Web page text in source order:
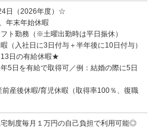
日（2026年度）☆
年末年始休暇
フト勤務（※土曜出勤時は平日振休）
（入社日に3日付与＋半年後に10日付与）
日の有給休暇★
年5日を有給で取得可／例：結婚の際に5日
前産後休暇/育児休暇（取得率100％、復職
制度毎月１万円の自己負担で利用可能◎